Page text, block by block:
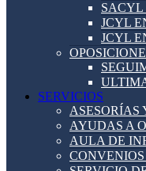
SACYL
JCYL
JCYL
SERVICIOS
ASESORÍAS
AYUDAS A
AULA DE